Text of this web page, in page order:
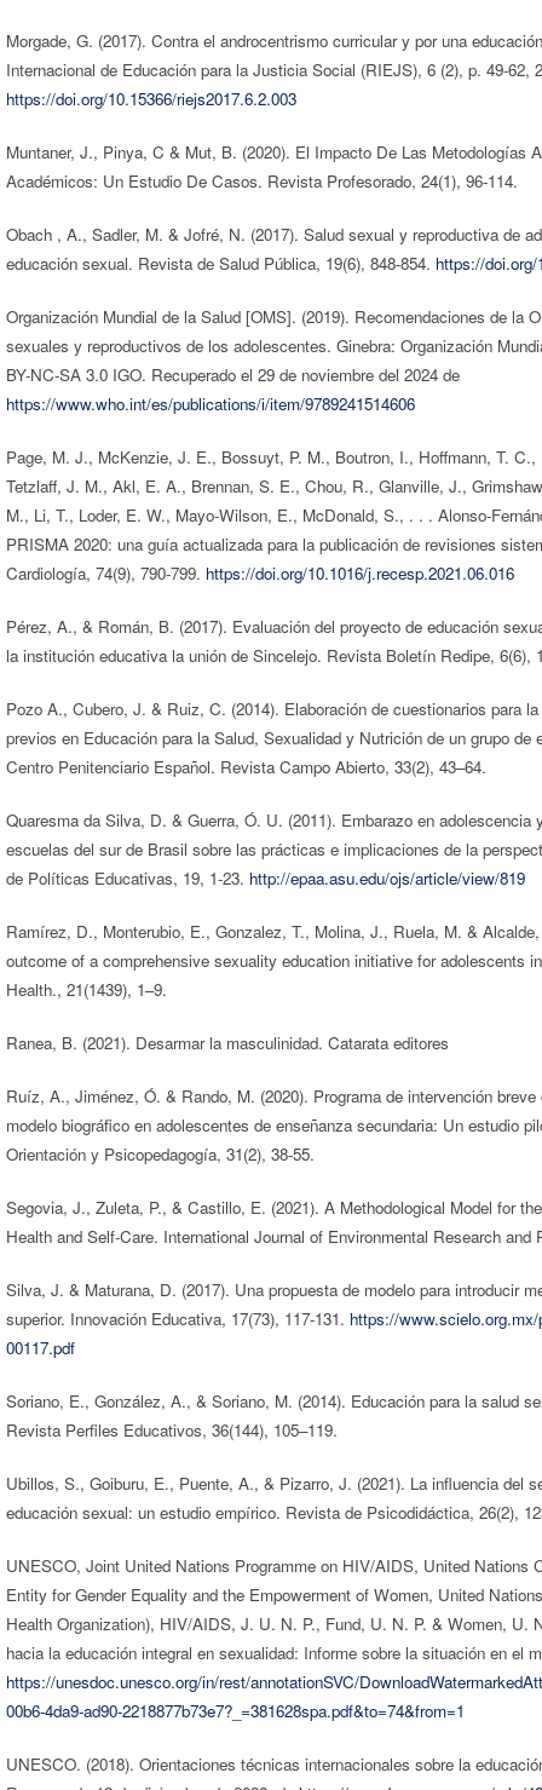
Morgade, G. (2017). Contra el androcentrismo curricular y por una
Internacional de Educación para la Justicia Social (RIEJS), 6 (2), p. 49-62,
https://doi.org/10.15366/riejs2017.6.2.003
Muntaner, J., Pinya, C & Mut, B. (2020). El Impacto De Las Metodologías
Académicos: Un Estudio De Casos. Revista Profesorado, 24(1), 96-114.
Obach , A., Sadler, M. & Jofré, N. (2017). Salud sexual y reproductiva de
educación sexual. Revista de Salud Pública, 19(6), 848-854. https://doi.org/
Organización Mundial de la Salud [OMS]. (2019). Recomendaciones de la
sexuales y reproductivos de los adolescentes. Ginebra: Organización
BY-NC-SA 3.0 IGO. Recuperado el 29 de noviembre del 2024 de
https://www.who.int/es/publications/i/item/9789241514606
Page, M. J., McKenzie, J. E., Bossuyt, P. M., Boutron, I., Hoffmann, T.
Tetzlaff, J. M., Akl, E. A., Brennan, S. E., Chou, R., Glanville, J.,
M., Li, T., Loder, E. W., Mayo-Wilson, E., McDonald, S., . . . Alonso-
PRISMA 2020: una guía actualizada para la publicación de revisiones
Cardiología, 74(9), 790-799. https://doi.org/10.1016/j.recesp.2021.06.016
Pérez, A., & Román, B. (2017). Evaluación del proyecto de educación
la institución educativa la unión de Sincelejo. Revista Boletín Redipe, 6(6),
Pozo A., Cubero, J. & Ruiz, C. (2014). Elaboración de cuestionarios para
previos en Educación para la Salud, Sexualidad y Nutrición de un grupo de
Centro Penitenciario Español. Revista Campo Abierto, 33(2), 43–64.
Quaresma da Silva, D. & Guerra, Ó. U. (2011). Embarazo en adolescencia
escuelas del sur de Brasil sobre las prácticas e implicaciones de la
de Políticas Educativas, 19, 1-23. http://epaa.asu.edu/ojs/article/view/819
Ramírez, D., Monterubio, E., Gonzalez, T., Molina, J., Ruela, M. &
outcome of a comprehensive sexuality education initiative for adolescents
Health., 21(1439), 1–9.
Ranea, B. (2021). Desarmar la masculinidad. Catarata editores
Ruíz, A., Jiménez, Ó. & Rando, M. (2020). Programa de intervención
modelo biográfico en adolescentes de enseñanza secundaria: Un estudio
Orientación y Psicopedagogía, 31(2), 38-55.
Segovia, J., Zuleta, P., & Castillo, E. (2021). A Methodological Model for
Health and Self-Care. International Journal of Environmental Research and
Silva, J. & Maturana, D. (2017). Una propuesta de modelo para introducir
superior. Innovación Educativa, 17(73), 117-131. https://www.scielo.org.mx/
00117.pdf
Soriano, E., González, A., & Soriano, M. (2014). Educación para la salud
Revista Perfiles Educativos, 36(144), 105–119.
Ubillos, S., Goiburu, E., Puente, A., & Pizarro, J. (2021). La influencia del
educación sexual: un estudio empírico. Revista de Psicodidáctica, 26(2),
UNESCO, Joint United Nations Programme on HIV/AIDS, United Nations
Entity for Gender Equality and the Empowerment of Women, United
Health Organization), HIV/AIDS, J. U. N. P., Fund, U. N. P. & Women, U.
hacia la educación integral en sexualidad: Informe sobre la situación en el
https://unesdoc.unesco.org/in/rest/annotationSVC/
00b6-4da9-ad90-2218877b73e7?_=381628spa.pdf&to=74&from=1
UNESCO. (2018). Orientaciones técnicas internacionales sobre la